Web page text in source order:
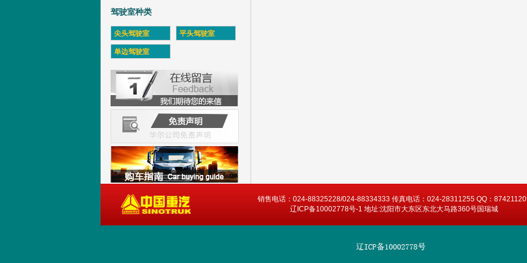
驾驶室种类
尖头驾驶室 平头驾驶室
单边驾驶室
销售电话：024-88325228/024-88334333 传真电话：024-28311255 QQ：
辽ICP备10002778号-1 地址:沈阳市大东区东北大马路360号国瑞城